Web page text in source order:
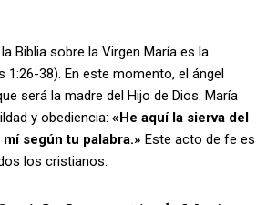
Biblia sobre la Virgen María es la
1:26-38). En este momento, el ángel
será la madre del Hijo de Dios. María
y obediencia: «He aquí la sierva del
según tu palabra.» Este acto de fe es
los cristianos.